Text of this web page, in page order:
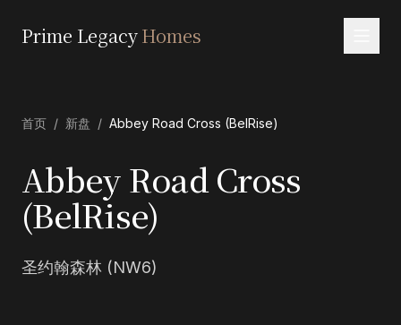
Prime LegacyHomes
服务
关于我们
首页 / 新盘 / Abbey Road Cross (BelRise)
Abbey Road Cross
(BelRise)
圣约翰森林 (NW6)